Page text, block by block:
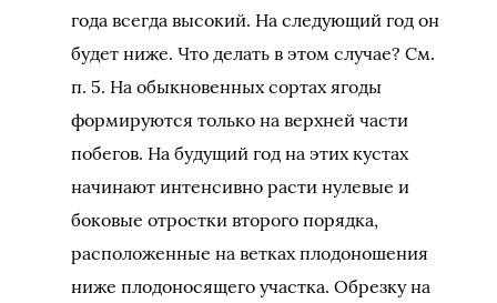
года всегда высокий. На следующий год он
будет ниже. Что делать в этом случае? См.
п. 5. На обыкновенных сортах ягоды
формируются только на верхней части
побегов. На будущий год на этих кустах
начинают интенсивно расти нулевые и
боковые отростки второго порядка,
расположенные на ветках плодоношения
ниже плодоносящего участка. Обрезку на